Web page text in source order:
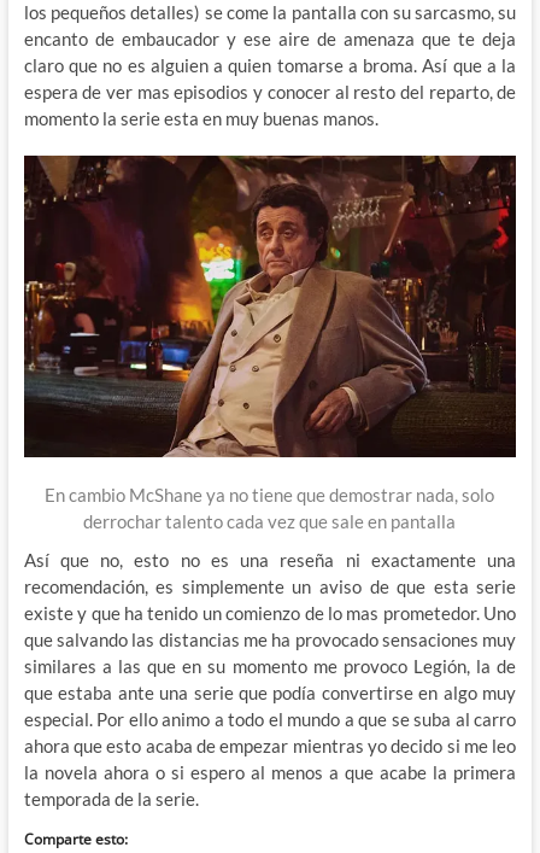
los pequeños detalles) se come la pantalla con su sarcasmo, su
encanto de embaucador y ese aire de amenaza que te deja
claro que no es alguien a quien tomarse a broma. Así que a la
espera de ver mas episodios y conocer al resto del reparto, de
momento la serie esta en muy buenas manos.
En cambio McShane ya no tiene que demostrar nada, solo
derrochar talento cada vez que sale en pantalla
Así que no, esto no es una reseña ni exactamente una
recomendación, es simplemente un aviso de que esta serie
existe y que ha tenido un comienzo de lo mas prometedor. Uno
que salvando las distancias me ha provocado sensaciones muy
similares a las que en su momento me provoco Legión, la de
que estaba ante una serie que podía convertirse en algo muy
especial. Por ello animo a todo el mundo a que se suba al carro
ahora que esto acaba de empezar mientras yo decido si me leo
la novela ahora o si espero al menos a que acabe la primera
temporada de la serie.
Comparte esto: